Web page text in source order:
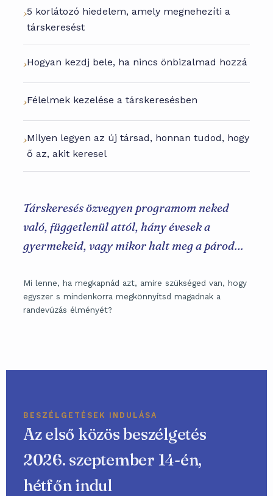
5 korlátozó hiedelem, amely megnehezíti a
társkeresést
Hogyan kezdj bele, ha nincs önbizalmad hozzá
Félelmek kezelése a társkeresésben
Milyen legyen az új társad, honnan tudod, hogy
ő az, akit keresel
Társkeresés özvegyen programom neked
való, függetlenül attól, hány évesek a
gyermekeid, vagy mikor halt meg a párod…
Mi lenne, ha megkapnád azt, amire szükséged van, hogy
egyszer s mindenkorra megkönnyítsd magadnak a
randevúzás élményét?
BESZÉLGETÉSEK INDULÁSA
Az első közös beszélgetés
2026. szeptember 14-én,
hétfőn indul